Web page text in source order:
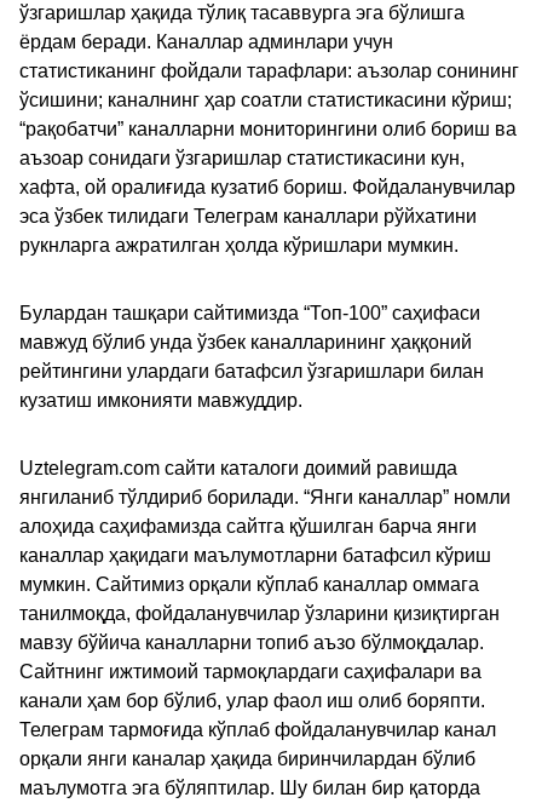
ўзгаришлар ҳақида тўлиқ тасаввурга эга бўлишга
ёрдам беради. Каналлар админлари учун
статистиканинг фойдали тарафлари: аъзолар сонининг
ўсишини; каналнинг ҳар соатли статистикасини кўриш;
“рақобатчи” каналларни мониторингини олиб бориш ва
аъзоар сонидаги ўзгаришлар статистикасини кун,
хафта, ой оралиғида кузатиб бориш. Фойдаланувчилар
эса ўзбек тилидаги Телеграм каналлари рўйхатини
рукнларга ажратилган ҳолда кўришлари мумкин.
Булардан ташқари сайтимизда “Топ-100” саҳифаси
мавжуд бўлиб унда ўзбек каналларининг ҳаққоний
рейтингини улардаги батафсил ўзгаришлари билан
кузатиш имконияти мавжуддир.
Uztelegram.com сайти каталоги доимий равишда
янгиланиб тўлдириб борилади. “Янги каналлар” номли
алоҳида саҳифамизда сайтга қўшилган барча янги
каналлар ҳақидаги маълумотларни батафсил кўриш
мумкин. Сайтимиз орқали кўплаб каналлар оммага
танилмоқда, фойдаланувчилар ўзларини қизиқтирган
мавзу бўйича каналларни топиб аъзо бўлмоқдалар.
Сайтнинг ижтимоий тармоқлардаги саҳифалари ва
канали ҳам бор бўлиб, улар фаол иш олиб боряпти.
Телеграм тармоғида кўплаб фойдаланувчилар канал
орқали янги каналар ҳақида биринчилардан бўлиб
маълумотга эга бўляптилар. Шу билан бир қаторда